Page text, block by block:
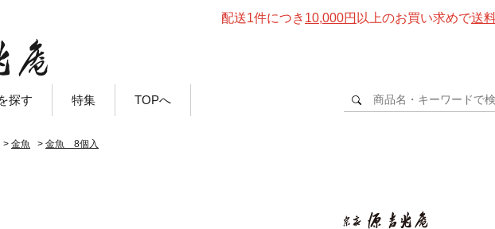
配送1件につき 10,000円 以上のお買い求めで送
探す 特集 TOPへ
> 金魚 > 金魚 8個入